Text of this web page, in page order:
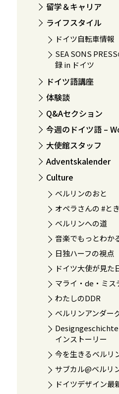
留学＆キャリア
ライフスタイル
ドイツ自転車情報
SEA SONS
録 in ドイツ
ドイツ語講座
体験談
Q&Aセクション
今週のドイツ語 –
大使館スタッフ
Adventskalender
Culture
ベルリンのおと
オペラさんの #と
ベルリンへの道
音楽でもっとわか
日独ハーフの視点
ドイツ大使が見た
マライ・de・ミス
わたしのDDR
ベルリンアンダー
インストーリー
今を生きるベルリ
サブカル@ベルリ
ドイツデザイン最